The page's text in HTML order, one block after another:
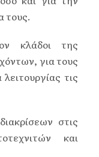
τους.
κλάδοι της
για τους
τις
στις
και